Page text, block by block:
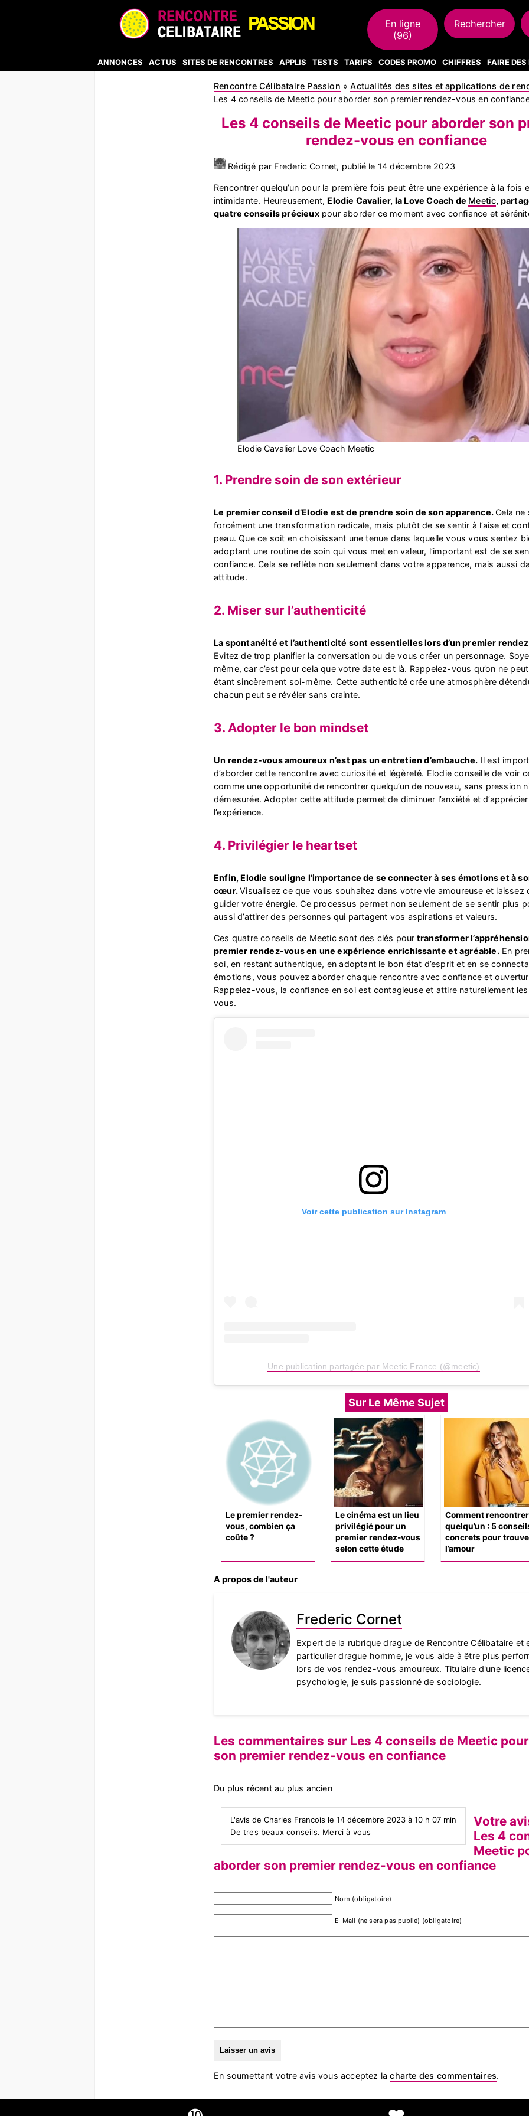
En ligne
(96)
Rechercher
ANNONCES ACTUS SITES DE RENCONTRES APPLIS TESTS TARIFS CODES PROMO CHIFFRES FAIRE
Rencontre Célibataire Passion »Actualités des sites et applications de
Les 4 conseils de Meetic pour aborder son premier rendez-vous en
Les 4 conseils de Meetic pour aborder son
rendez-vous en confiance
Rédigé par Frederic Cornet, publié le 14 décembre 2023
Rencontrer quelqu’un pour la première fois peut être une expérience à la fois
intimidante. Heureusement, Elodie Cavalier, la Love Coach de Meetic,
quatre conseils précieuxpour aborder ce moment avec confiance et
Elodie Cavalier Love Coach Meetic
1. Prendre soin de son extérieur
Le premier conseil d’Elodie est de prendre soin de son apparence.Cela ne
forcément une transformation radicale, mais plutôt de se sentir à l’aise et
peau. Que ce soit en choisissant une tenue dans laquelle vous vous sentez
adoptant une routine de soin qui vous met en valeur, l’important est de se
confiance. Cela se reflète non seulement dans votre apparence, mais aussi
attitude.
2. Miser sur l’authenticité
La spontanéité et l’authenticité sont essentielles lors d’un premier
Evitez de trop planifier la conversation ou de vous créer un personnage.
même, car c’est pour cela que votre date est là. Rappelez-vous qu’on ne peut
étant sincèrement soi-même. Cette authenticité crée une atmosphère
chacun peut se révéler sans crainte.
3. Adopter le bon mindset
Un rendez-vous amoureux n’est pas un entretien d’embauche. Il est
d’aborder cette rencontre avec curiosité et légèreté. Elodie conseille de voir
comme une opportunité de rencontrer quelqu’un de nouveau, sans pression
démesurée. Adopter cette attitude permet de diminuer l’anxiété et
l’expérience.
4. Privilégier le heartset
Enfin, Elodie souligne l’importance de se connecter à ses émotions et à
cœur.Visualisez ce que vous souhaitez dans votre vie amoureuse et laissez
guider votre énergie. Ce processus permet non seulement de se sentir plus
aussi d’attirer des personnes qui partagent vos aspirations et valeurs.
Ces quatre conseils de Meetic sont des clés pour transformer
premier rendez-vous en une expérience enrichissante et agréable.En
soi, en restant authentique, en adoptant le bon état d’esprit et en se
émotions, vous pouvez aborder chaque rencontre avec confiance et
Rappelez-vous, la confiance en soi est contagieuse et attire naturellement
vous.
Voir cette publication sur Instagram
Une publication partagée par Meetic France (@meetic)
Sur Le Même Sujet
Le premier rendez-
vous, combien ça
coûte ?
Le cinéma est un lieu
privilégié pour un
premier rendez-vous
selon cette étude
Comment rencontrer
quelqu’un : 5
concrets pour
l’amour
A propos de l'auteur
Frederic Cornet
Expert de la rubrique drague de Rencontre Célibataire et
particulier drague homme, je vous aide à être plus
lors de vos rendez-vous amoureux. Titulaire d'une
psychologie, je suis passionné de sociologie.
Les commentaires sur Les 4 conseils de Meetic
son premier rendez-vous en confiance
Du plus récent au plus ancien
L'avis de Charles Francois le 14 décembre 2023 à 10 h 07 min
De tres beaux conseils. Merci à vous
Votre
Les 4
Meetic
aborder son premier rendez-vous en confiance
Nom (obligatoire)
E-Mail (ne sera pas publié) (obligatoire)
En soumettant votre avis vous acceptez lacharte des commentaires.